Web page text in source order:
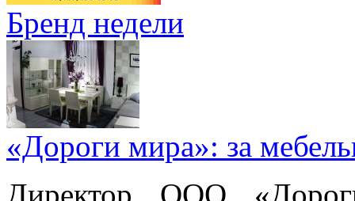
Бренд недели
«Дороги мира»: за
Директор ООО